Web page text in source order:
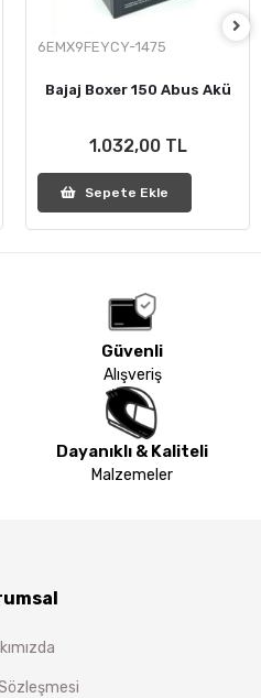
6EMX9FEYCY-1475
Bajaj Boxer 150 Abus Akü
1.032,00 TL
Sepete Ekle
Güvenli
Alışveriş
Dayanıklı & Kaliteli
Malzemeler